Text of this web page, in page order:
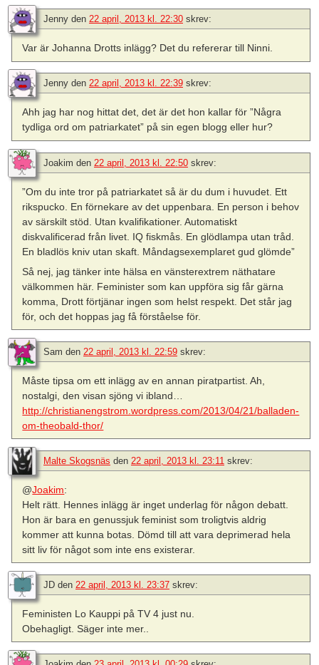
Jenny den 22 april, 2013 kl. 22:30 skrev:
Var är Johanna Drotts inlägg? Det du refererar till Ninni.
Jenny den 22 april, 2013 kl. 22:39 skrev:
Ahh jag har nog hittat det, det är det hon kallar för ”Några
tydliga ord om patriarkatet” på sin egen blogg eller hur?
Joakim den 22 april, 2013 kl. 22:50 skrev:
”Om du inte tror på patriarkatet så är du dum i huvudet. Ett
rikspucko. En förnekare av det uppenbara. En person i behov
av särskilt stöd. Utan kvalifikationer. Automatiskt
diskvalificerad från livet. IQ fiskmås. En glödlampa utan tråd.
En bladlös kniv utan skaft. Måndagsexemplaret gud glömde”
Så nej, jag tänker inte hälsa en vänsterextrem näthatare
välkommen här. Feminister som kan uppföra sig får gärna
komma, Drott förtjänar ingen som helst respekt. Det står jag
för, och det hoppas jag få förståelse för.
Sam den 22 april, 2013 kl. 22:59 skrev:
Måste tipsa om ett inlägg av en annan piratpartist. Ah,
nostalgi, den visan sjöng vi ibland…
http://christianengstrom.wordpress.com/2013/04/21/balladen-
om-theobald-thor/
Malte Skogsnäs den 22 april, 2013 kl. 23:11 skrev:
@Joakim:
Helt rätt. Hennes inlägg är inget underlag för någon debatt.
Hon är bara en genussjuk feminist som troligtvis aldrig
kommer att kunna botas. Dömd till att vara deprimerad hela
sitt liv för något som inte ens existerar.
JD den 22 april, 2013 kl. 23:37 skrev:
Feministen Lo Kauppi på TV 4 just nu.
Obehagligt. Säger inte mer..